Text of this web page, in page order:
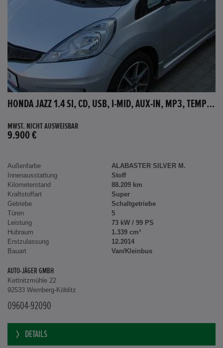
HONDA JAZZ 1.4 SI, CD, USB, I-MID, AUX-IN, MP3, TEMPOMAT
MWST. NICHT AUSWEISBAR
9.900 €
Außenfarbe
ALABASTER SILVER M.
Innenausstattung
Stoff
Kilometerstand
88.209 km
Kraftstoffart
Super
Getriebe
Schaltgetriebe
Türen
5
Leistung
73 kW / 99 PS
Hubraum
1.339 cm³
Erstzulassung
12.2014
Bauart
Van/Kleinbus
AUTO-JÄGER GMBH
Kettnitzmühle 22
92533 Wernberg-Köblitz
09604-92090
DETAILS